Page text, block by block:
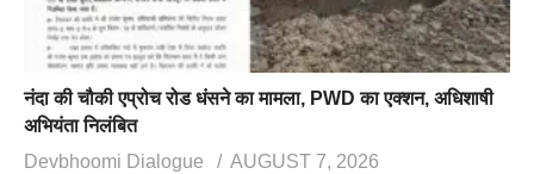
नंदा की चौकी एप्रोच रोड धंसने का मामला, PWD का एक्शन, अधिशाषी
अभियंता निलंबित
Devbhoomi Dialogue
AUGUST 7, 2026